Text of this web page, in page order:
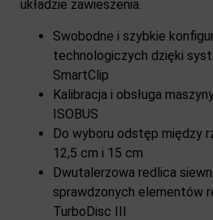
układzie zawieszenia.
Swobodne i szybkie
technologiczych dzięki
SmartClip
Kalibracja i obsługa
ISOBUS
Do wyboru odstęp między
12,5 cm i 15 cm
Dwutalerzowa redlica
sprawdzonych elementów
TurboDisc III